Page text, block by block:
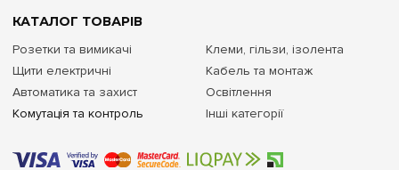
КАТАЛОГ ТОВАРІВ
Розетки та вимикачі
Щити електричні
Автоматика та захист
Комутація та контроль
Клеми, гільзи, ізолента
Кабель та монтаж
Освітлення
Інші категорії